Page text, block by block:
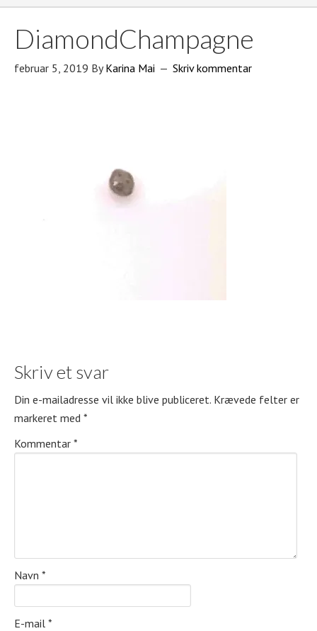
DiamondChampagne
februar 5, 2019 ByKarina Mai Skriv kommentar
Skriv et svar
Din e-mailadresse vil ikke blive publiceret. Krævede felter er
markeret med *
Kommentar *
Navn *
E-mail *